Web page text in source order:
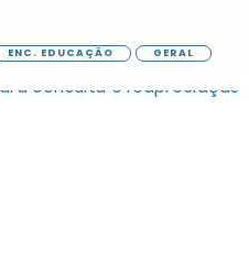
ENC. EDUCAÇÃO GERAL